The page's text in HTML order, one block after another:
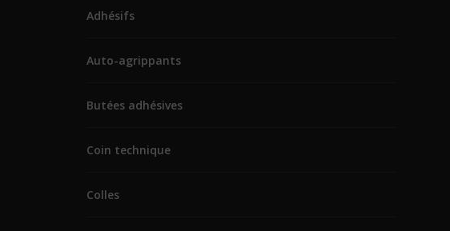
Adhésifs
Auto-agrippants
Butées adhésives
Coin technique
Colles